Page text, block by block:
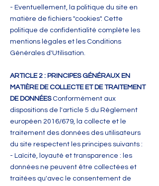
- Eventuellement, la politique du site en
matière de fichiers "cookies". Cette
politique de confidentialité complète les
mentions légales et les Conditions
Générales d'Utilisation.
ARTICLE 2 : PRINCIPES GÉNÉRAUX EN
MATIÈRE DE COLLECTE ET DE TRAITEMENT
DE DONNÉESConformément aux
dispositions de l'article 5 du Règlement
européen 2016/679, la collecte et le
traitement des données des utilisateurs
du site respectent les principes suivants :
- Laïcité, loyauté et transparence : les
données ne peuvent être collectées et
traitées qu'avec le consentement de